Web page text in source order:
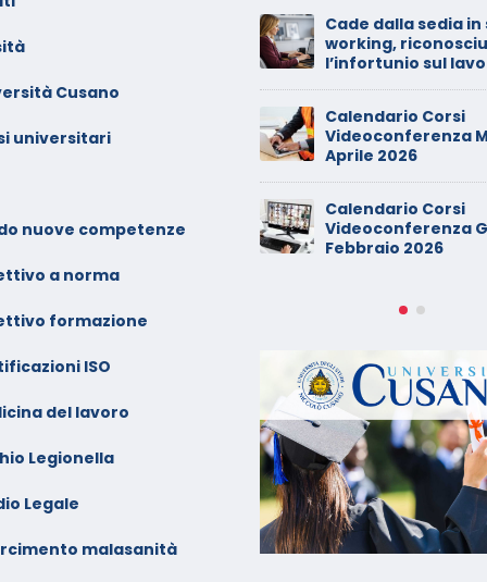
Cusano
universitari
nuove competenze
a norma
formazione
ISO
del lavoro
Legionella
Legale
malasanità
Giugno –
Cade dalla sedia
working,
l’infortunio sul
Calendario Corsi
Videoconferenza
Aprile 2026
Calendario Corsi
Videoconferenza
Febbraio 2026